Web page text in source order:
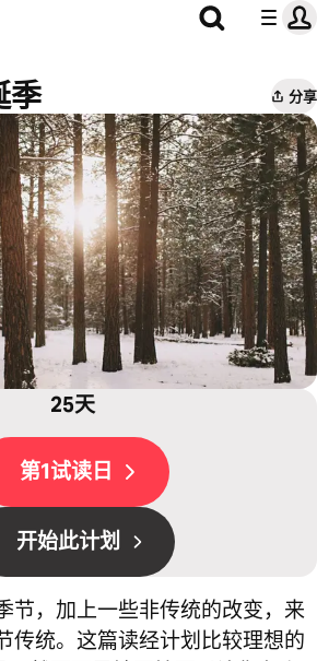
季 分享
25天
第1试读日
开始此计划
节，加上一些非传统的改变，来
传统。这篇读经计划比较理想的